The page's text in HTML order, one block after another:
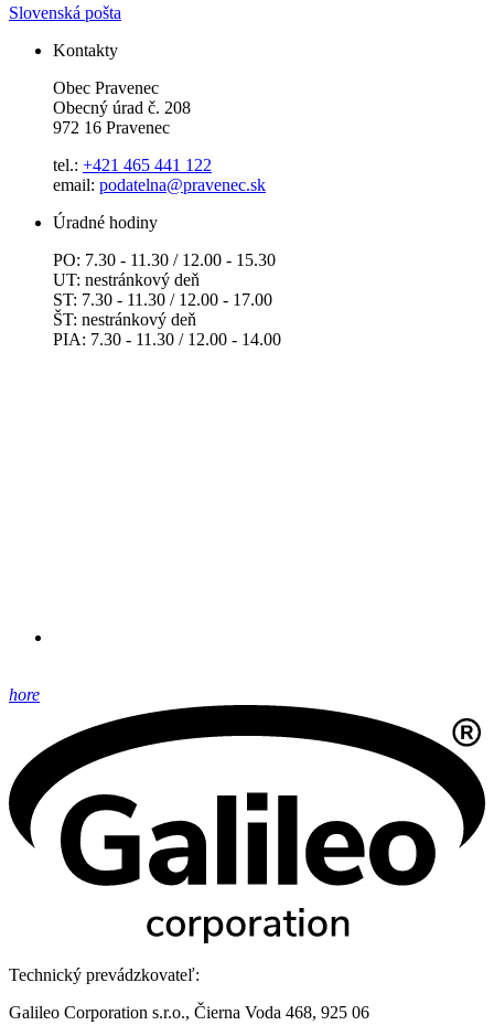
Slovenská pošta
Kontakty
Obec Pravenec
Obecný úrad č. 208
972 16 Pravenec
tel.: +421 465 441 122
email: podatelna@pravenec.sk
Úradné hodiny
PO: 7.30 - 11.30 / 12.00 - 15.30
UT: nestránkový deň
ST: 7.30 - 11.30 / 12.00 - 17.00
ŠT: nestránkový deň
PIA: 7.30 - 11.30 / 12.00 - 14.00
hore
Technický prevádzkovateľ:
Galileo Corporation s.r.o., Čierna Voda 468, 925 06